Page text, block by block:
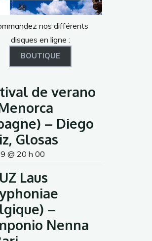
nos différents
disques en ligne :
BOUTIQUE
de verano
– Diego
Glosas
@ 20 h 00
Laus
–
Nenna